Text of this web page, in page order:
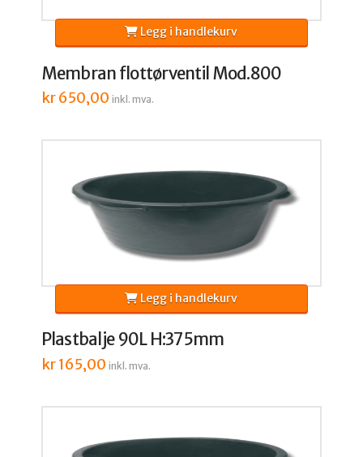
Membran flottørventil Mod.800
kr650,00 inkl. mva.
Legg i handlekurv
Plastbalje 90L H:375mm
kr165,00 inkl. mva.
Legg i handlekurv